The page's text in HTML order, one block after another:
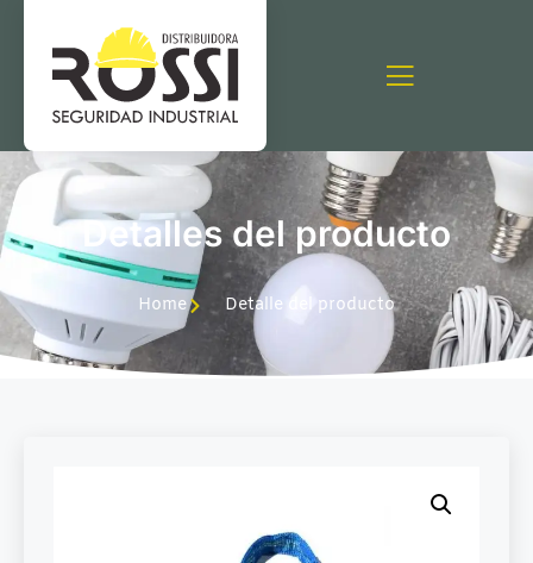
Detalles del producto
Home Detalle del producto